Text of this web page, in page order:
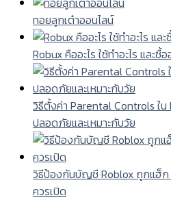
ทอยลูกเต๋าออนไลน์
Robux คืออะไร ใช้ทำอะไร และ
วิธีตั้งค่า Parental Controls ใน
ปลอดภัยและเหมาะกับวัย
วิธีป้องกันบัญชี Roblox ถูกแฮ็
ควรเปิด